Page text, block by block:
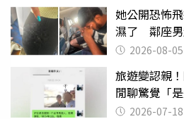
她公開恐怖
濕了 鄰座男
2026-08-05
旅遊變認親
閒聊驚覺「
2026-07-18